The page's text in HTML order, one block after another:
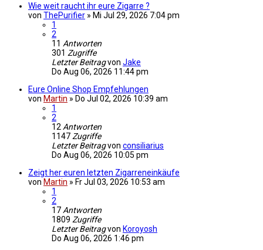
Wie weit raucht ihr eure Zigarre ?
von ThePurifier » Mi Jul 29, 2026 7:04 pm
1
2
11 Antworten
301 Zugriffe
Letzter Beitragvon Jake
Do Aug 06, 2026 11:44 pm
Eure Online Shop Empfehlungen
von Martin » Do Jul 02, 2026 10:39 am
1
2
12 Antworten
1147 Zugriffe
Letzter Beitragvon consiliarius
Do Aug 06, 2026 10:05 pm
Zeigt her euren letzten Zigarreneinkäufe
von Martin » Fr Jul 03, 2026 10:53 am
1
2
17 Antworten
1809 Zugriffe
Letzter Beitragvon Koroyosh
Do Aug 06, 2026 1:46 pm